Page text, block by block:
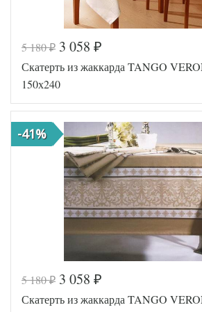
Код товара
Артикул
TT871
Форма
скатерти
150х240
Ткань
Жаккард
Производитель Tango (Китай)
Код товара
Артикул
TT869
5 180₽ 3 058 ₽
Скатерть из жаккарда TANGO
150х240
-41%
5 180₽ 3 058 ₽
Скатерть из жаккарда TANGO